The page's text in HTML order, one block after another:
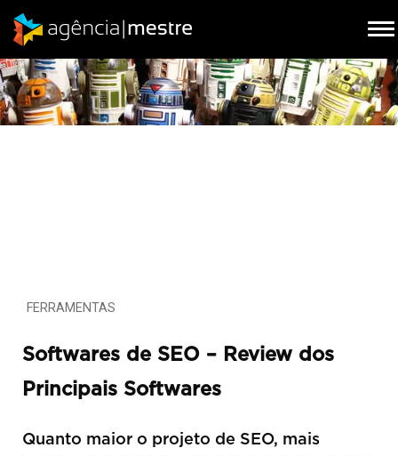
FERRAMENTAS
Softwares de SEO – Review dos
Principais Softwares
Quanto maior o projeto de SEO, mais